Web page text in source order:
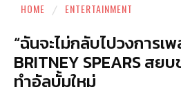
HOME ENTERTAINMENT
“ฉันจะไม่กลับไปวงการเ
BRITNEY SPEARS สย
ทำอัลบั้มใหม่